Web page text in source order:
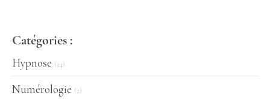
Catégories :
Hypnose (24)
Numérologie (2)